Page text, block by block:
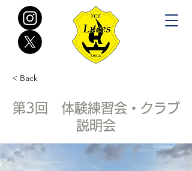
< Back
第3回 体験練習会・クラブ
説明会